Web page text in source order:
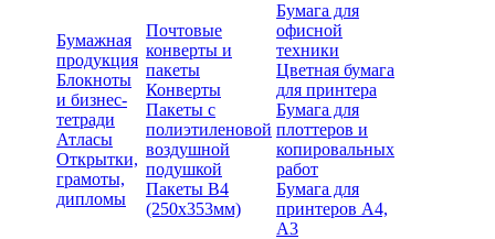
Бумажная
продукция
Блокноты
и бизнес-
тетради
Атласы
Открытки,
грамоты,
дипломы
Почтовые
конверты и
пакеты
Конверты
Пакеты с
полиэтиленовой
воздушной
подушкой
Пакеты В4
(250х353мм)
Бумага для
офисной
техники
Цветная бумага
для принтера
Бумага для
плоттеров и
копировальных
работ
Бумага для
принтеров А4,
А3